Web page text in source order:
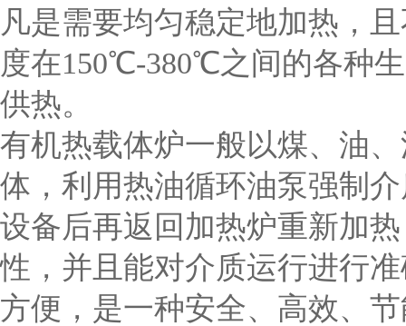
凡是需要均匀稳定地加热，
度在150℃-380℃之间的各种
供热。
有机热载体炉一般以煤、油
体，利用热油循环油泵强制
设备后再返回加热炉重新加
性，并且能对介质运行进行
方便，是一种安全、高效、